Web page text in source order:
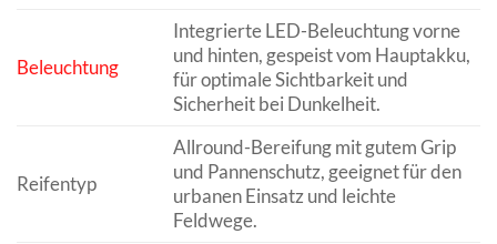
Beleuchtung
Integrierte LED-Beleuchtung vorne
und hinten, gespeist vom Hauptakku,
für optimale Sichtbarkeit und
Sicherheit bei Dunkelheit.
Reifentyp
Allround-Bereifung mit gutem Grip
und Pannenschutz, geeignet für den
urbanen Einsatz und leichte
Feldwege.